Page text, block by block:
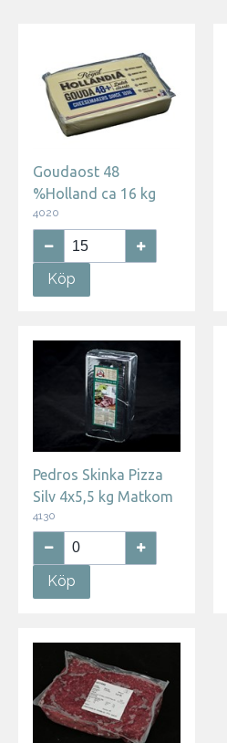
Goudaost 48
%Holland ca 16 kg
4020
Köp
Pedros Skinka Pizza
Silv 4x5,5 kg Matkom
4130
Köp